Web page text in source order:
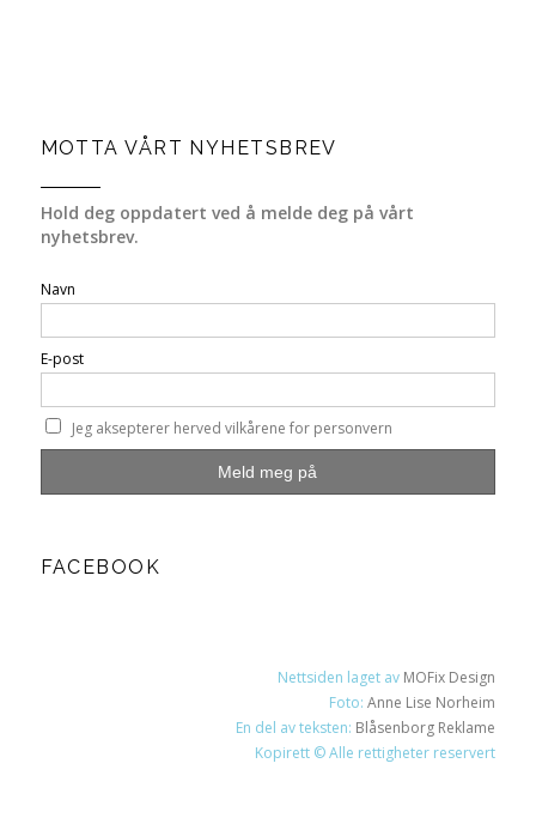
MOTTA VÅRT NYHETSBREV
Hold deg oppdatert ved å melde deg på vårt
nyhetsbrev.
Navn
E-post
Jeg aksepterer herved vilkårene for personvern
FACEBOOK
Nettsiden laget av MOFix Design
Foto:Anne Lise Norheim
En del av teksten: Blåsenborg Reklame
Kopirett © Alle rettigheter reservert